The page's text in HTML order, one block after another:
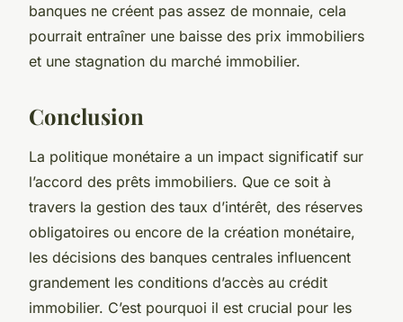
banques ne créent pas assez de monnaie, cela
pourrait entraîner une baisse des prix immobiliers
et une stagnation du marché immobilier.
Conclusion
La politique monétaire a un impact significatif sur
l’accord des prêts immobiliers. Que ce soit à
travers la gestion des taux d’intérêt, des réserves
obligatoires ou encore de la création monétaire,
les décisions des banques centrales influencent
grandement les conditions d’accès au crédit
immobilier. C’est pourquoi il est crucial pour les